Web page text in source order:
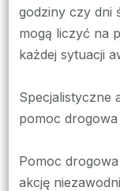
godziny czy dni
mogą liczyć na
każdej sytuacji
Specjalistyczne
pomoc
Pomoc
akcję